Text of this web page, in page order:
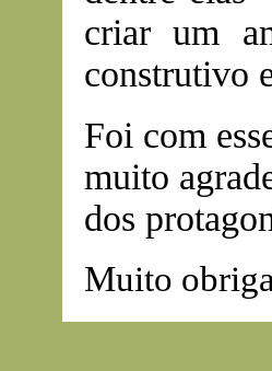
criar um
construtivo
Foi com
muito
dos
Muito